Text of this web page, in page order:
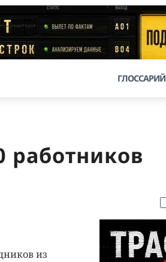
ГЛОССАРИЙ
работников
из